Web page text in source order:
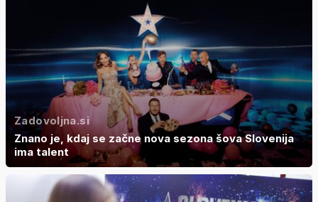
Zadovoljna.si
Znano je, kdaj se začne nova sezona šova Slovenija
ima talent